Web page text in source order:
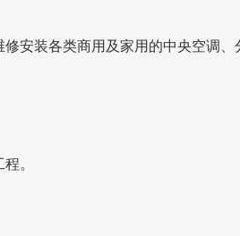
安装各类商用及家用的中央空调
。